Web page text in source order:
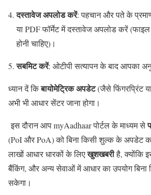
दस्तावेज अपलोड करें: पहचान और पते के
या PDF फॉर्मेट में दस्तावेज अपलोड करें
होनी चाहिए)।
सबमिट करें: ओटीपी सत्यापन के बाद आपका
ध्यान दें किबायोमेट्रिक अपडेट(जैसे फिंगरप्रिंट
अभी भी आधार सेंटर जाना होगा।
इस दौरान आप myAadhaar पोर्टल के माध्यम से
(PoI और PoA) को बिना किसी शुल्क के अपडेट
लाखों आधार धारकों के लिएखुशखबरीहै, क्योंकि
बैंकिंग, और अन्य सेवाओं में आधार का उपयोग बिना
सकेगा।